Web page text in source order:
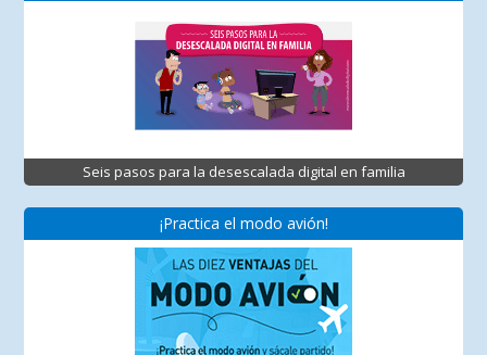
Seis pasos para la desescalada digital en familia
¡Practica el modo avión!